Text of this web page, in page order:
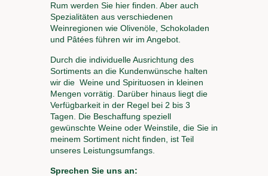
Rum werden Sie hier finden. Aber auch
Spezialitäten aus verschiedenen
Weinregionen wie Olivenöle, Schokoladen
und Pâtées führen wir im Angebot.
Durch die individuelle Ausrichtung des
Sortiments an die Kundenwünsche halten
wir die Weine und Spirituosen in kleinen
Mengen vorrätig. Darüber hinaus liegt die
Verfügbarkeit in der Regel bei 2 bis 3
Tagen. Die Beschaffung speziell
gewünschte Weine oder Weinstile, die Sie in
meinem Sortiment nicht finden, ist Teil
unseres Leistungsumfangs.
Sprechen Sie uns an: